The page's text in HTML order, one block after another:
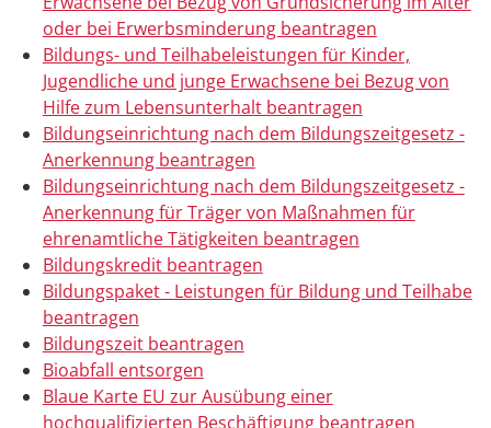
oder bei Erwerbsminderung beantragen
Bildungs- und Teilhabeleistungen für Kinder,
Jugendliche und junge Erwachsene bei Bezug von
Hilfe zum Lebensunterhalt beantragen
Bildungseinrichtung nach dem Bildungszeitgesetz -
Anerkennung beantragen
Bildungseinrichtung nach dem Bildungszeitgesetz -
Anerkennung für Träger von Maßnahmen für
ehrenamtliche Tätigkeiten beantragen
Bildungskredit beantragen
Bildungspaket - Leistungen für Bildung und Teilhabe
beantragen
Bildungszeit beantragen
Bioabfall entsorgen
Blaue Karte EU zur Ausübung einer
hochqualifizierten Beschäftigung beantragen